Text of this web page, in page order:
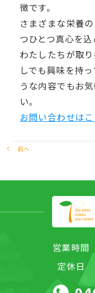
徴です。
さまざまな栄養
つひとつ真心を込
わたしたちが取
しでも興味を持
うな内容でもお
い。
お問い合わせは
前へ
営業時間
定休日